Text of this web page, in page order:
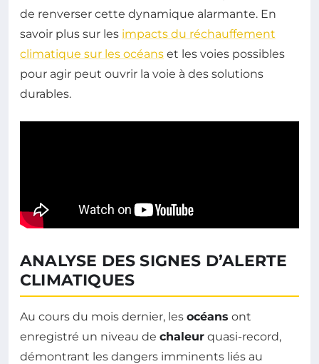
de renverser cette dynamique alarmante. En
savoir plus sur les impacts du réchauffement
climatique sur les océans et les voies possibles
pour agir peut ouvrir la voie à des solutions
durables.
ANALYSE DES SIGNES D’ALERTE
CLIMATIQUES
Au cours du mois dernier, les océans ont
enregistré un niveau de chaleur quasi-record,
démontrant les dangers imminents liés au